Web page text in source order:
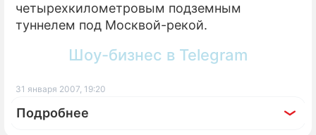
четырехкилометровым подземным
туннелем под Москвой-рекой.
Шоу-бизнес в Telegram
31 января 2007, 19:20
Подробнее